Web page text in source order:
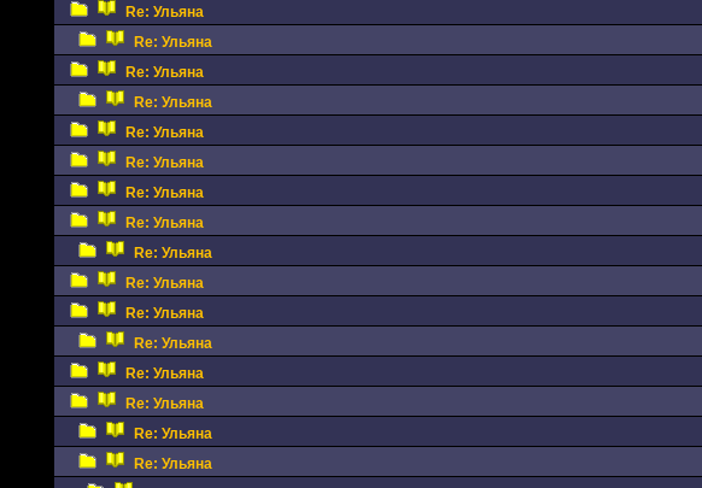
Re: Ульяна
Re: Ульяна
Re: Ульяна
Re: Ульяна
Re: Ульяна
Re: Ульяна
Re: Ульяна
Re: Ульяна
Re: Ульяна
Re: Ульяна
Re: Ульяна
Re: Ульяна
Re: Ульяна
Re: Ульяна
Re: Ульяна
Re: Ульяна